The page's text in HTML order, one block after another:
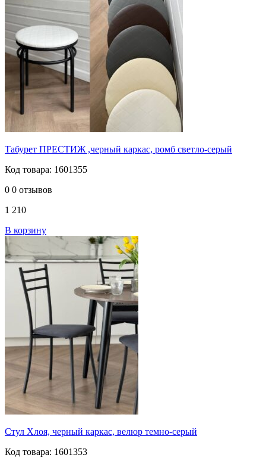
Табурет ПРЕСТИЖ ,черный каркас, ромб светло-серый
Код товара: 1601355
0 0 отзывов
1 210
В корзину
Стул Хлоя, черный каркас, велюр темно-серый
Код товара: 1601353